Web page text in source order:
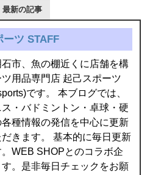
最新の記事
ーツ STAFF
市、魚の棚近くに店舗を構
ツ用品専門店 起己スポーツ
です。 本ブログでは、
・バドミントン・卓球・硬
種情報の発信を中心に更新
きます。 基本的に毎日更新
WEB SHOPとのコラボ企
。是非毎日チェックをお願